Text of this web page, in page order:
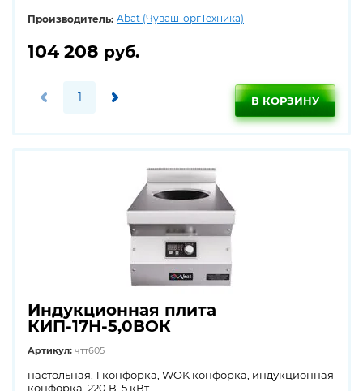
Производитель: Abat (ЧувашТоргТехника)
104 208 руб.
В КОРЗИНУ
Индукционная плита
КИП-17Н-5,0ВОК
Артикул: чтт605
настольная, 1 конфорка, WOK конфорка, индукционная
конфорка, 220 В, 5 кВт